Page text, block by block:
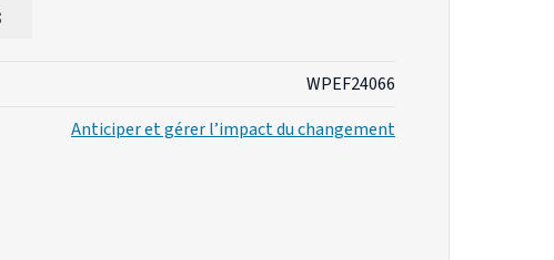
WPEF24066
Anticiper et gérer l’impact du changement